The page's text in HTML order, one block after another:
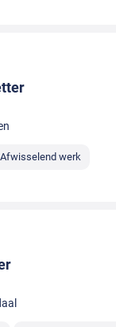
Afwisselend werk